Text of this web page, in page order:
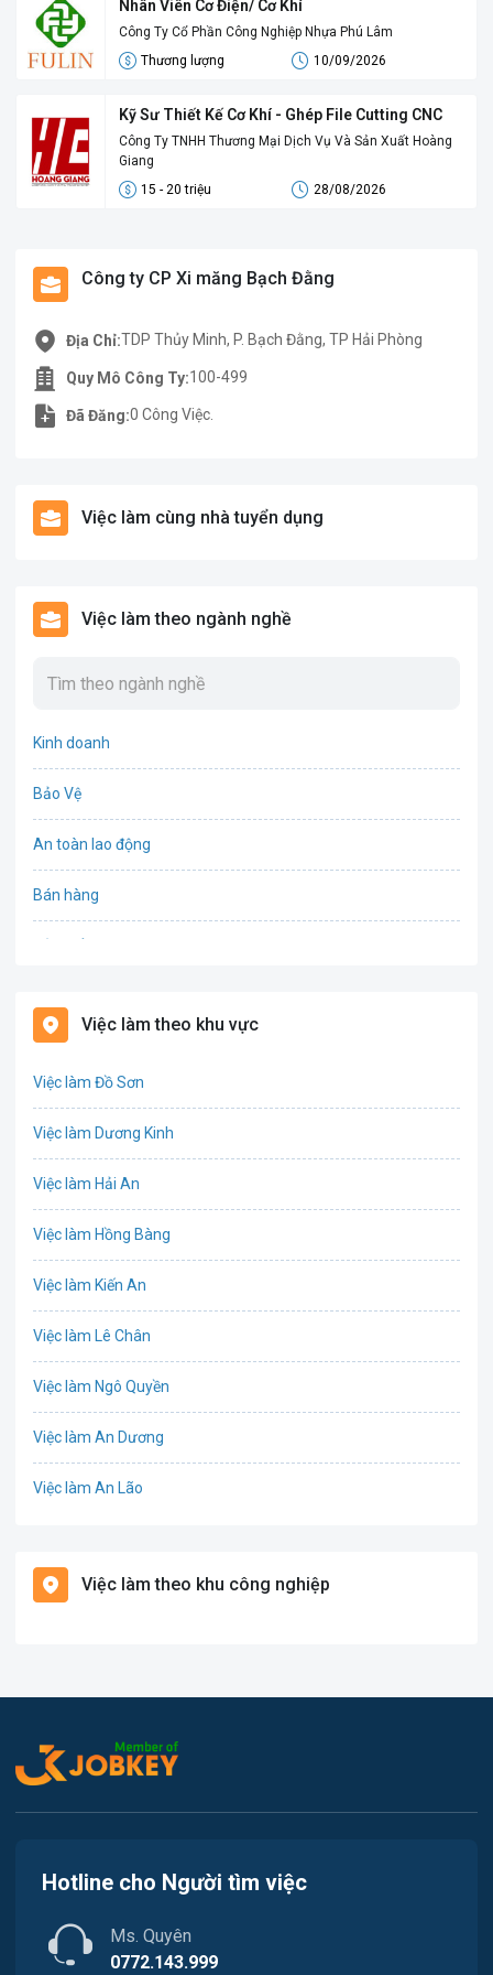
Nhân Viên Cơ Điện/ Cơ Khí
Công Ty Cổ Phần Công Nghiệp Nhựa Phú Lâm
Thương lượng
10/09/2026
Kỹ Sư Thiết Kế Cơ Khí - Ghép File Cutting CNC
Công Ty TNHH Thương Mại Dịch Vụ Và Sản Xuất Hoàng
Giang
15 - 20 triệu
28/08/2026
Công ty CP Xi măng Bạch Đằng
Địa Chỉ:TDP Thủy Minh, P. Bạch Đằng, TP Hải Phòng
Quy Mô Công Ty:100-499
Đã Đăng:0 Công Việc.
Việc làm cùng nhà tuyển dụng
Việc làm theo ngành nghề
Kinh doanh
Bảo Vệ
An toàn lao động
Bán hàng
Biên phiên dịch
Văn Phòng
Lao Động Phổ Thông
Nhà hàng / Khách sạn
Việc làm theo khu vực
Việc làm Đồ Sơn
Việc làm Dương Kinh
Việc làm Hải An
Việc làm Hồng Bàng
Việc làm Kiến An
Việc làm Lê Chân
Việc làm Ngô Quyền
Việc làm An Dương
Việc làm An Lão
Việc làm Cát Hải
Việc làm Tiên Lãng
Việc làm Hòa Bình
Việc làm Nam Triệu
Việc làm theo khu công nghiệp
Hotline cho Người tìm việc
Ms. Quyên
0772.143.999